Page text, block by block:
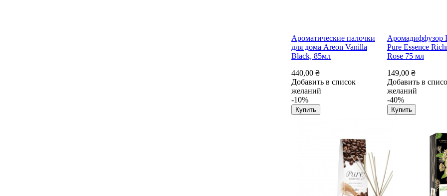
Ароматические палочки
для дома Areon Vanilla
Black, 85мл
440,00 ₴
Добавить в список
желаний
-10%
Купить
Аромадиффузор
Pure Essence
Rose 75 мл
149,00 ₴
Добавить в
желаний
-40%
Купить